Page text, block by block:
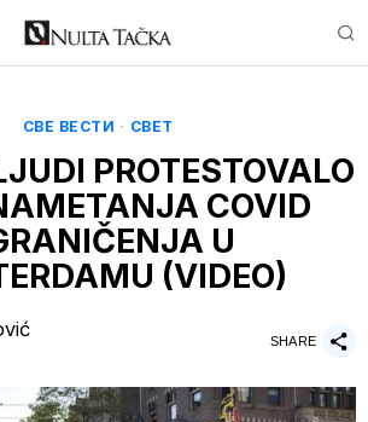
СВЕ ВЕСТИ · СВЕТ
PROTESTOVALO
COVID
U
(VIDEO)
SHARE